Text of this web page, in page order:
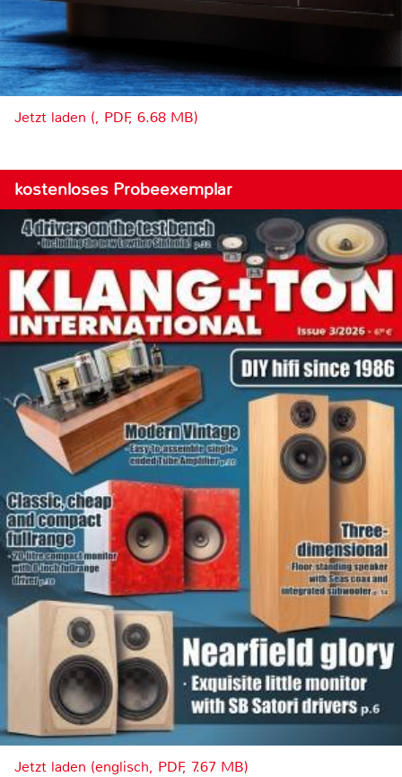
Jetzt laden (, PDF, 6.68 MB)
kostenloses Probeexemplar
Jetzt laden (englisch, PDF, 7.67 MB)